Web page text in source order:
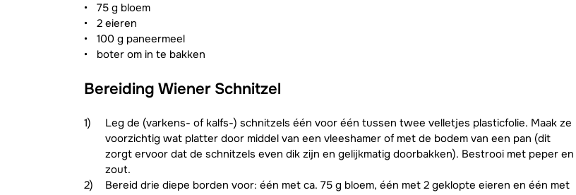
75 g bloem
2 eieren
100 g paneermeel
boter om in te bakken
Bereiding Wiener Schnitzel
Leg de (varkens- of kalfs-) schnitzels één voor één tussen twee velletjes plasticfolie. Maak ze
voorzichtig wat platter door middel van een vleeshamer of met de bodem van een pan (dit
zorgt ervoor dat de schnitzels even dik zijn en gelijkmatig doorbakken). Bestrooi met peper en
zout.
Bereid drie diepe borden voor: één met ca. 75 g bloem, één met 2 geklopte eieren en één met